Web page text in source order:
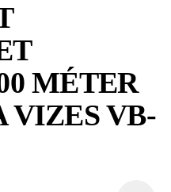
MÉTER
VIZES VB-